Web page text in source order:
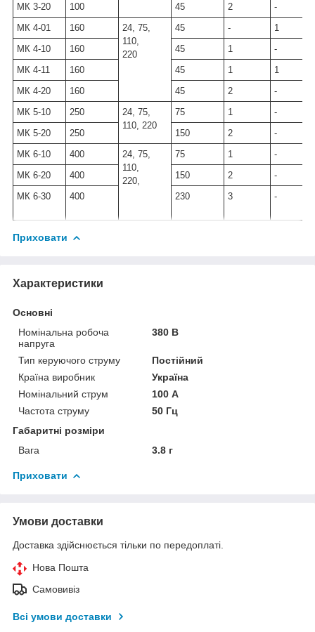
МК 3-20
100 45 2
-
МК 4-01
160
24, 75,
110,
220
45 -
1
МК 4-10
160 45 1
-
МК 4-11
160 45 1
1
МК 4-20
160 45 2
-
МК 5-10
250
24, 75,
110, 220
75 1
-
МК 5-20
250 150 2
-
МК 6-10
400
24, 75,
110,
220,
75 1
-
МК 6-20
400 150 2
-
МК 6-30
400 230 3 -
Приховати
Характеристики
Основні
Номінальна робоча
напруга
380 В
Тип керуючого струму
Постійний
Країна виробник
Україна
Номінальний струм
100 А
Частота струму
50 Гц
Габаритні розміри
Вага
3.8 г
Приховати
Умови доставки
Доставка здійснюється тільки по передоплаті.
Нова Пошта
Самовивіз
Всі умови доставки